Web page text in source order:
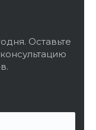
Оставьте